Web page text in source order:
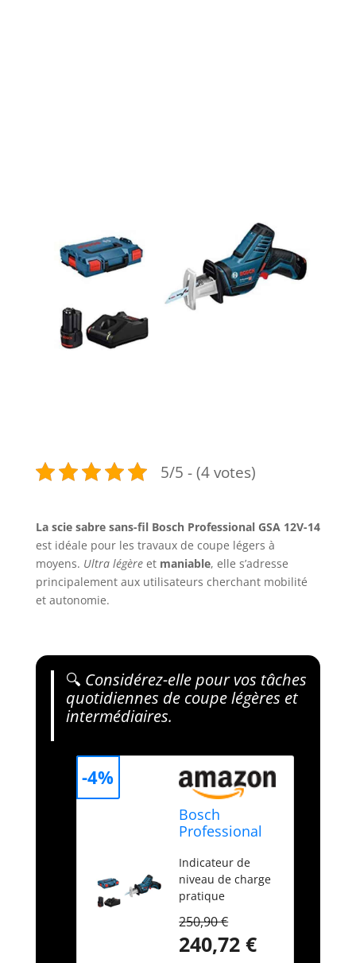
5/5 - (4 votes)
La scie sabre sans-fil Bosch Professional GSA 12V-14
est idéale pour les travaux de coupe légers à
moyens. Ultra légèreet maniable, elle s’adresse
principalement aux utilisateurs cherchant mobilité
et autonomie.
🔍 Considérez-elle pour vos tâches
quotidiennes de coupe légères et
intermédiaires.
Bosch
Professional
scie sabre
sans-fil GSA
12V-14
(capacité de
coupe
bois/profilés
Indicateur de
niveau de charge
pratique
connaître à tout
moment les
250,90 €
240,72 €
-4%